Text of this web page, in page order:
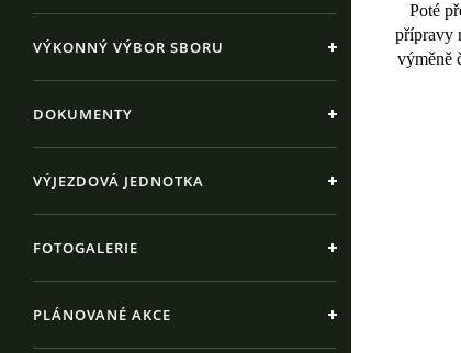
VÝKONNÝ VÝBOR SBORU
DOKUMENTY
VÝJEZDOVÁ JEDNOTKA
FOTOGALERIE
PLÁNOVANÉ AKCE
Poté
přípravy
výměně